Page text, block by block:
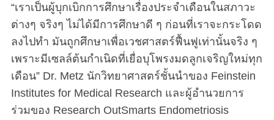
“เราเป็นผู้บุกเบิกการศึกษาเรื่องประจำเดือนในสภาวะ
ต่างๆ จริงๆ ไม่ได้มีการศึกษาดี ๆ ก่อนที่เราจะกระโดด
ลงไปทำ มันถูกศึกษาเพื่อเวชศาสตร์ฟื้นฟูเท่านั้นจริง ๆ
เพราะมีเซลล์ต้นกำเนิดที่เยื่อบุโพรงมดลูกเจริญใหม่ทุก
เดือน” Dr. Metz นักวิทยาศาสตร์ชั้นนำของ Feinstein
Institutes for Medical Research และผู้อำนวยการ
ร่วมของ Research OutSmarts Endometriosis